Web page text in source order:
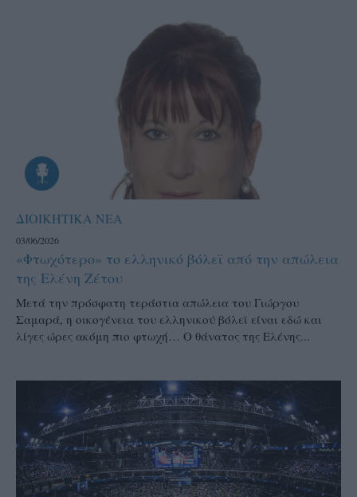
ΔΙΟΙΚΗΤΙΚΑ ΝΕΑ
03/06/2026
«Φτωχότερο» το ελληνικό βόλεϊ από την απώλεια
της Ελένη Ζέτου
Μετά την πρόσφατη τεράστια απώλεια του Γιώργου
Σαμαρά, η οικογένεια του ελληνικού βόλεϊ είναι εδώ και
λίγες ώρες ακόμη πιο φτωχή… Ο θάνατος της Ελένης...